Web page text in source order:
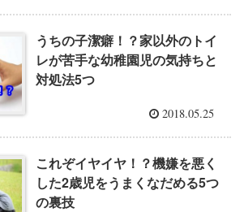
うちの子潔癖！？家以外のトイ
レが苦手な幼稚園児の気持ちと
対処法5つ
2018.05.25
これぞイヤイヤ！？機嫌を悪く
した2歳児をうまくなだめる5つ
の裏技